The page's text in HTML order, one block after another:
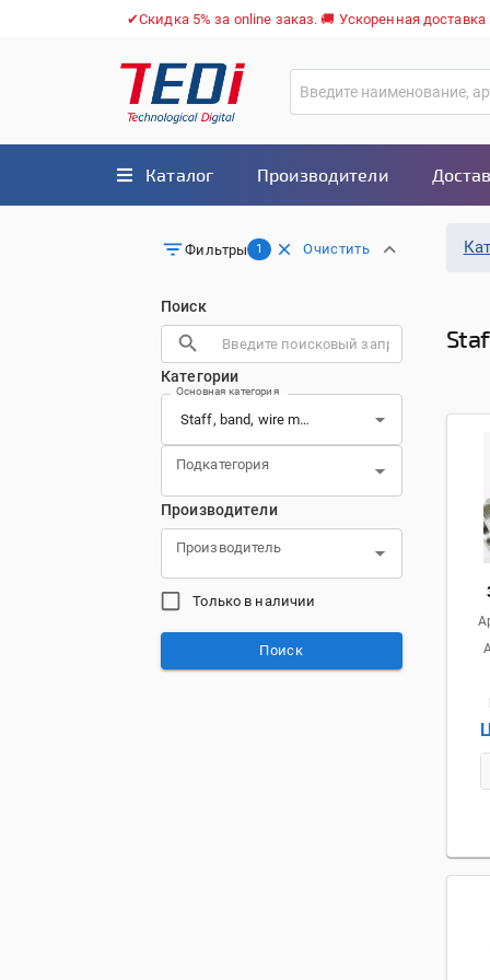
✔Скидка 5% за online заказ. 🚚 Ускоренная
Каталог Производители
Фильтры 1 Очистить
Поиск
Категории
Основная категория
Подкатегория
Производители
Производитель
Только в наличии
Поиск